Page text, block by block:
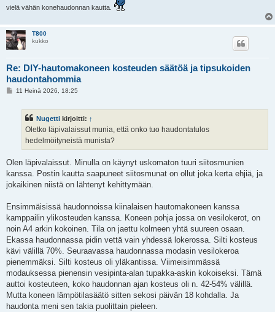
vielä vähän konehaudonnan kautta.
T800
kukko
Re: DIY-hautomakoneen kosteuden säätöä ja tipsukoiden
haudontahommia
V11 Heinä 2026, 18:25
Nugetti kirjoitti: ↑
Oletko läpivalaissut munia, että onko tuo haudontatulos
hedelmöityneistä munista?
Olen läpivalaissut. Minulla on käynyt uskomaton tuuri siitosmunien
kanssa. Postin kautta saapuneet siitosmunat on ollut joka kerta ehjiä, ja
jokaikinen niistä on lähtenyt kehittymään.
Ensimmäisissä haudonnoissa kiinalaisen hautomakoneen kanssa
kamppailin ylikosteuden kanssa. Koneen pohja jossa on vesilokerot, on
noin A4 arkin kokoinen. Tila on jaettu kolmeen yhtä suureen osaan.
Ekassa haudonnassa pidin vettä vain yhdessä lokerossa. Silti kosteus
kävi välillä 70%. Seuraavassa haudonnassa modasin vesilokeroa
pienemmäksi. Silti kosteus oli yläkantissa. Viimeisimmässä
modauksessa pienensin vesipinta-alan tupakka-askin kokoiseksi. Tämä
auttoi kosteuteen, koko haudonnan ajan kosteus oli n. 42-54% välillä.
Mutta koneen lämpötilasäätö sitten sekosi päivän 18 kohdalla. Ja
haudonta meni sen takia puolittain pieleen.